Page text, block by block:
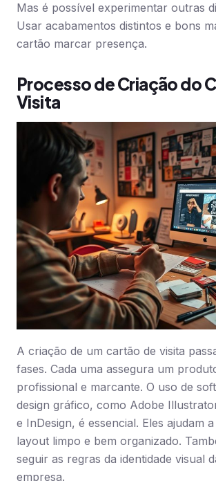
Mas é possível experimentar outras
Usar acabamentos distintos e bons
cartão marcar presença.
Processo de Criação do
Visita
A criação de um cartão de visita
fases. Cada uma assegura um
profissional e marcante. O uso de
design gráfico, como Adobe
e InDesign, é essencial. Eles ajudam
layout limpo e bem organizado.
seguir as regras da identidade visual
empresa.